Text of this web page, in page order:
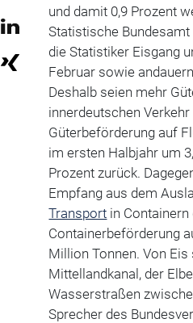
und damit 0,9 Prozent
Statistische
die Statistiker Eisgang
Februar sowie
Deshalb seien mehr
innerdeutschen
Güterbeförderung auf
im ersten Halbjahr um
Prozent zurück.
Empfang aus dem
Transport in
Containerbeförderung
Million Tonnen. Von
Mittellandkanal, der
Wasserstraßen
Sprecher des